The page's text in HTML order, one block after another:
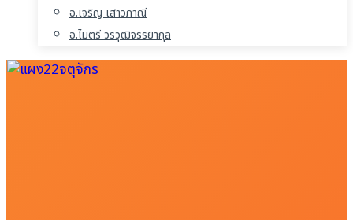
อ.เจริญ เสาวภาณี
อ.ไมตรี วรวุฒิจรรยากุล